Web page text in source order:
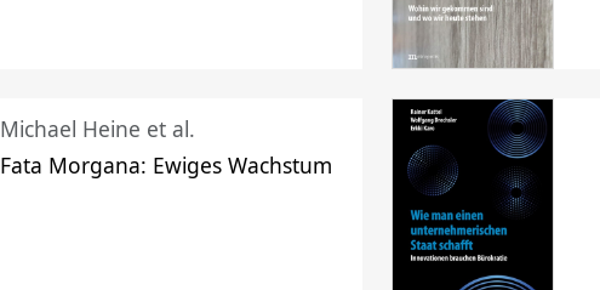
Michael Heine et al.
Fata Morgana: Ewiges Wachstum